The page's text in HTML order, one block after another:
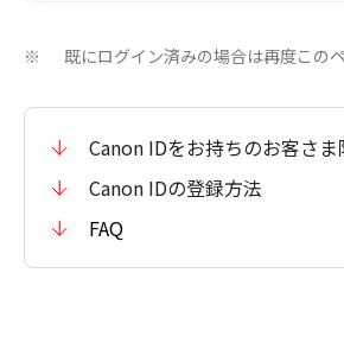
※ 既にログイン済みの場合は再度この
Canon IDをお持ちのお客さ
Canon IDの登録方法
FAQ